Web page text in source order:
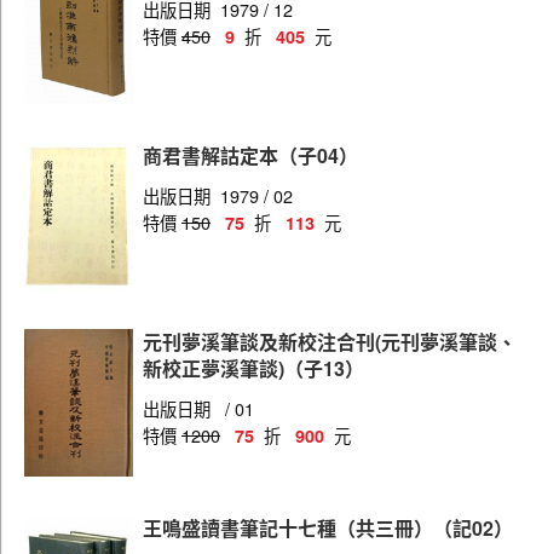
出版日期 1979 / 12
特價450 9 折 405 元
商君書解詁定本（子04）
出版日期 1979 / 02
特價150 75 折 113 元
元刊夢溪筆談及新校注合刊(元刊夢溪筆談、
新校正夢溪筆談)（子13）
出版日期 / 01
特價1200 75 折 900 元
王鳴盛讀書筆記十七種（共三冊）（記02）